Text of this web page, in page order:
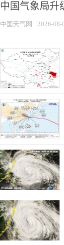
中国气象局升
中国天气网 2026-08-